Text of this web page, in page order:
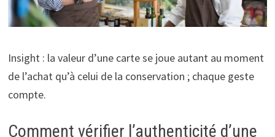
Insight : la valeur d’une carte se joue autant au moment
de l’achat qu’à celui de la conservation ; chaque geste
compte.
Comment vérifier l’authenticité d’une